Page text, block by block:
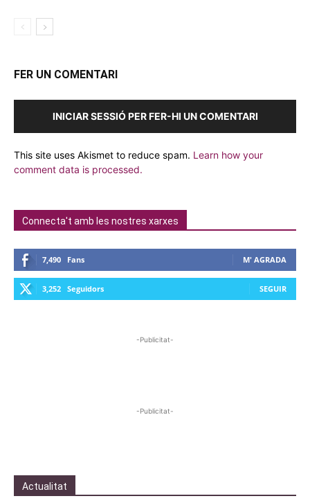
FER UN COMENTARI
INICIAR SESSIÓ PER FER-HI UN COMENTARI
This site uses Akismet to reduce spam. Learn how your
comment data is processed.
Connecta't amb les nostres xarxes
7,490 Fans M' AGRADA
3,252 Seguidors SEGUIR
-Publicitat-
-Publicitat-
Actualitat